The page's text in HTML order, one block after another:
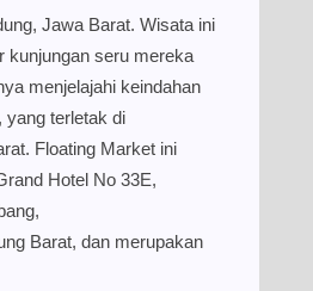
Jawa Barat. Wisata ini
kunjungan seru mereka
menjelajahi keindahan
yang terletak di
Floating Market ini
Hotel No 33E,
Barat, dan merupakan